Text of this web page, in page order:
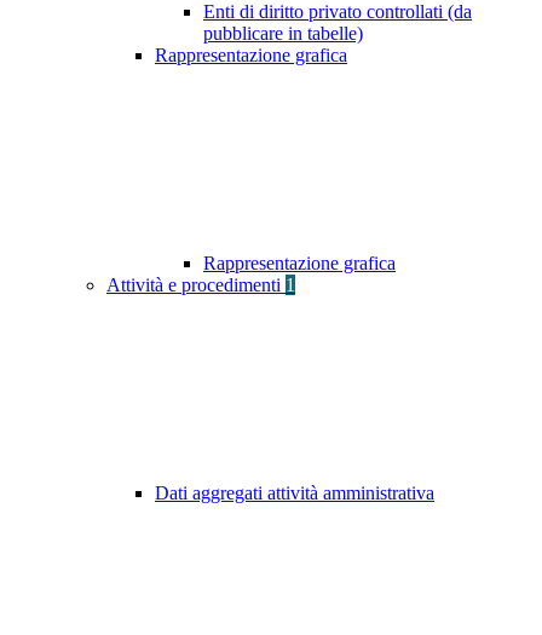
Enti di diritto privato controllati (da
pubblicare in tabelle)
Rappresentazione grafica
Rappresentazione grafica
Attività e procedimenti 1
Dati aggregati attività amministrativa